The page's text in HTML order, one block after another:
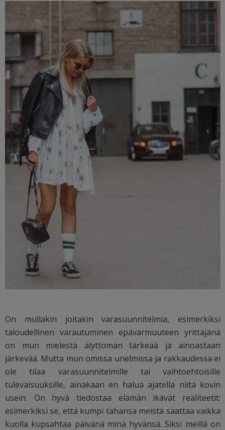
On mullakin joitakin varasuunnitelmia, esimerkiksi
taloudellinen varautuminen epävarmuuteen yrittäjänä
on mun mielestä älyttömän tärkeää ja ainoastaan
järkevää. Mutta mun omissa unelmissa ja rakkaudessa ei
ole tilaa varasuunnitelmille tai vaihtoehtoisille
tulevaisuuksille, ainakaan en halua ajatella niitä kovin
usein. On hyvä tiedostaa elämän ikävät realiteetit:
esimerkiksi se, että kumpi tahansa meistä saattaa vaikka
kuolla kupsahtaa päivänä minä hyvänsä. Siksi meillä on